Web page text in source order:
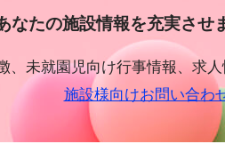
なたの施設情報を充実させ
、未就園児向け行事情報、求人
施設様向けお問い合わ